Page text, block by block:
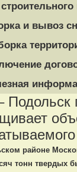
и вывоз
Подольск
районе
тонн твердых